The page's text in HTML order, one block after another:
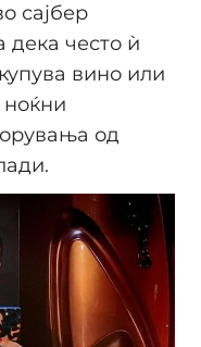
сајбер
дека често ѝ
вино или
ноќни
од